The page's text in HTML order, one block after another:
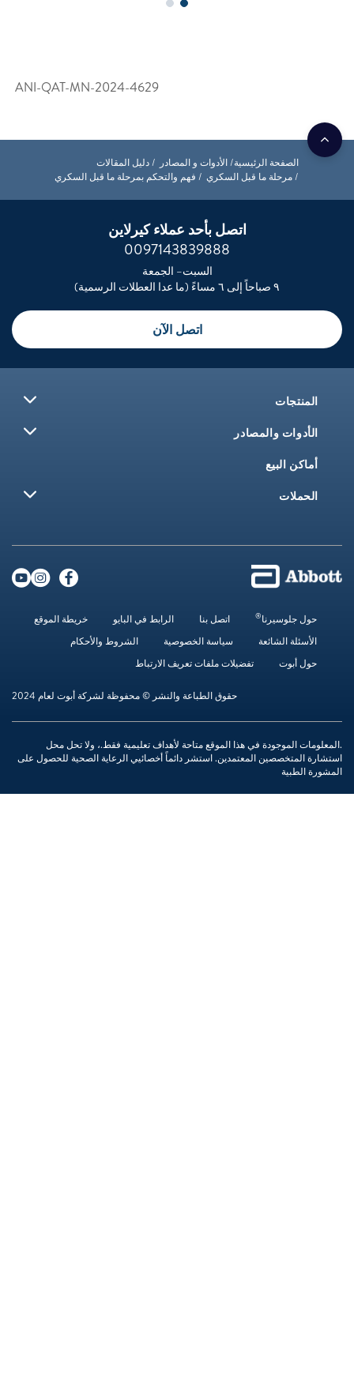
ANI-QAT-MN-2024-4629
الأدوات و المصادر
دليل المقالات
فهم والتحكم بمرحلة ما قبل السكري
اتصل بأحد عملاء كيرلاين
اتصل بنا الرابط في البايو
خريطة الموقع
سياسة الخصوصية
الشروط والأحكام
ملفات تعريف الارتباط
حقوق الطباعة والنشر © محفوظة لشركة أبوت لعام 2024
الموقع متاحة لأهداف تعليمية فقط.، ولا تحل محل
استشر دائماً أخصائيي الرعاية الصحية للحصول على